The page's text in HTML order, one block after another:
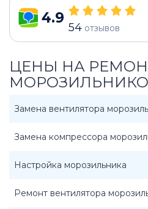
4.9
54 отзывов
ЦЕНЫ НА
Замена вентилятора
Замена компрессора
Настройка морозильника
Ремонт вентилятора